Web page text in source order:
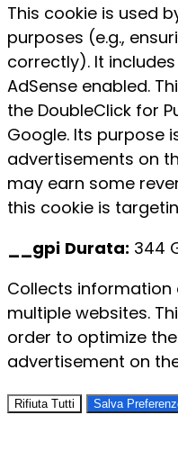
This cookie is used
purposes (e.g.,
correctly). It
AdSense enabled.
the DoubleClick for
Google. Its purpose
advertisements on
may earn some
this cookie is
__gpi Durata: 344
Collects information
multiple websites.
order to optimize
advertisement on
Rifiuta Tutti Salva